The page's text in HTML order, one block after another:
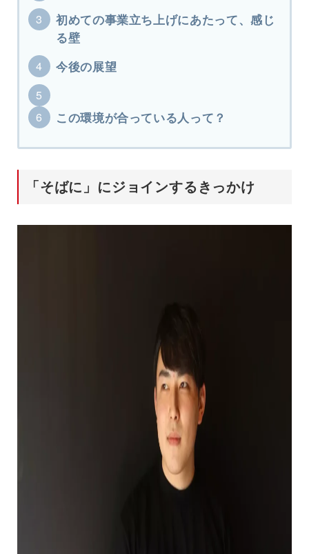
初めての事業立ち上げにあたって、感じ
る壁
今後の展望
この環境が合っている人って？
「そばに」にジョインするきっかけ